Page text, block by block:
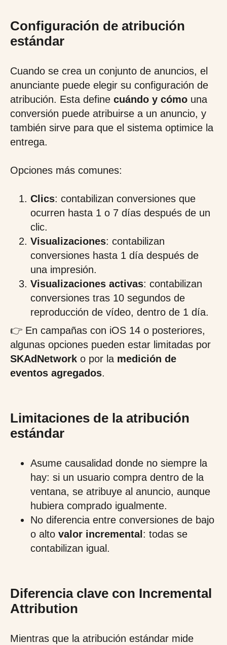
Configuración de atribución
estándar
Cuando se crea un conjunto de anuncios, el
anunciante puede elegir su configuración de
atribución. Esta define cuándo y cómo una
conversión puede atribuirse a un anuncio, y
también sirve para que el sistema optimice la
entrega.
Opciones más comunes:
Clics: contabilizan conversiones que
ocurren hasta 1 o 7 días después de un
clic.
Visualizaciones: contabilizan
conversiones hasta 1 día después de
una impresión.
Visualizaciones activas: contabilizan
conversiones tras 10 segundos de
reproducción de vídeo, dentro de 1 día.
👉 En campañas con iOS 14 o posteriores,
algunas opciones pueden estar limitadas por
SKAdNetwork o por la medición de
eventos agregados.
Limitaciones de la atribución
estándar
Asume causalidad donde no siempre la
hay: si un usuario compra dentro de la
ventana, se atribuye al anuncio, aunque
hubiera comprado igualmente.
No diferencia entre conversiones de bajo
o alto valor incremental : todas se
contabilizan igual.
Diferencia clave con Incremental
Attribution
Mientras que la atribución estándar mide